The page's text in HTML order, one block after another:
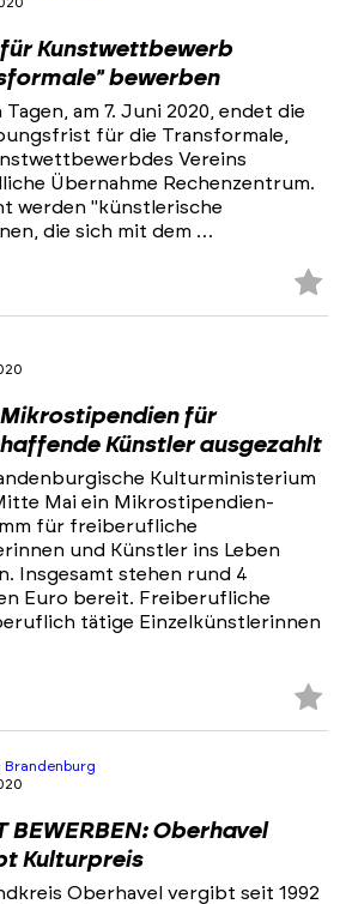
Kunstwettbewerb
bewerben
Tagen, am 7. Juni 2020, endet die
für die Transformale,
Vereins
Übernahme Rechenzentrum.
werden "künstlerische
die sich mit dem …
für
Künstler ausgezahlt
Kulturministerium
Mai ein Mikrostipendien-
für freiberufliche
und Künstler ins Leben
Insgesamt stehen rund 4
Euro bereit. Freiberufliche
tätige Einzelkünstlerinnen
Brandenburg
BEWERBEN: Oberhavel
Kulturpreis
Oberhavel vergibt seit 1992